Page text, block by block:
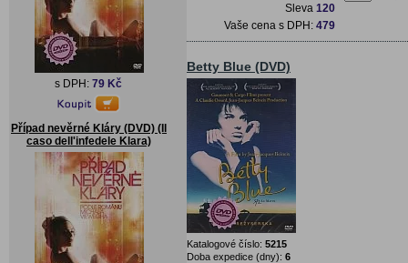
s DPH:79 Kč
Případ nevěrné Kláry (DVD) (Il
caso dell'infedele Klara)
Sleva 120
Vaše cena s DPH: 479
Betty Blue (DVD)
Katalogové číslo: 5215
Doba expedice (dny): 6